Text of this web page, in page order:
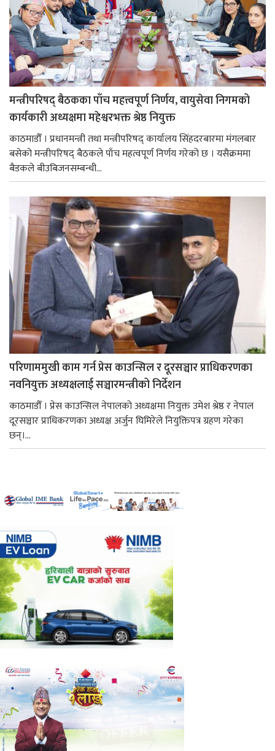
मन्त्रीपरिषद् बैठकका पाँच महत्त्वपूर्ण निर्णय, वायुसेवा निगमको
कार्यकारी अध्यक्षमा महेश्वरभक्त श्रेष्ठ नियुक्त
काठमाडौँ । प्रधानमन्त्री तथा मन्त्रीपरिषद् कार्यालय सिंहदरबारमा मंगलबार
बसेको मन्त्रीपरिषद् बैठकले पाँच महत्वपूर्ण निर्णय गरेको छ । यसैक्रममा
बैडकले बीउबिजनसम्बन्धी...
परिणाममुखी काम गर्न प्रेस काउन्सिल र दूरसञ्चार प्राधिकरणका
नवनियुक्त अध्यक्षलाई सञ्चारमन्त्रीको निर्देशन
काठमाडौँ । प्रेस काउन्सिल नेपालको अध्यक्षमा नियुक्त उमेश श्रेष्ठ र नेपाल
दूरसञ्चार प्राधिकरणका अध्यक्ष अर्जुन घिमिरेले नियुक्तिपत्र ग्रहण गरेका
छन्।...